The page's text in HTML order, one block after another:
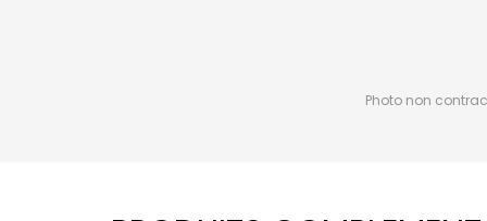
Photo non